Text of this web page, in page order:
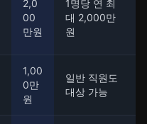
2,0
00
만원
1명당 연 최
대 2,000만
원
1,00
0만
원
일반 직원도
대상 가능